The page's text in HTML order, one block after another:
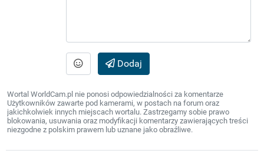
Dodaj
Wortal WorldCam.pl nie ponosi odpowiedzialności za komentarze
Użytkowników zawarte pod kamerami, w postach na forum oraz
jakichkolwiek innych miejscach wortalu. Zastrzegamy sobie prawo
blokowania, usuwania oraz modyfikacji komentarzy zawierających treści
niezgodne z polskim prawem lub uznane jako obraźliwe.